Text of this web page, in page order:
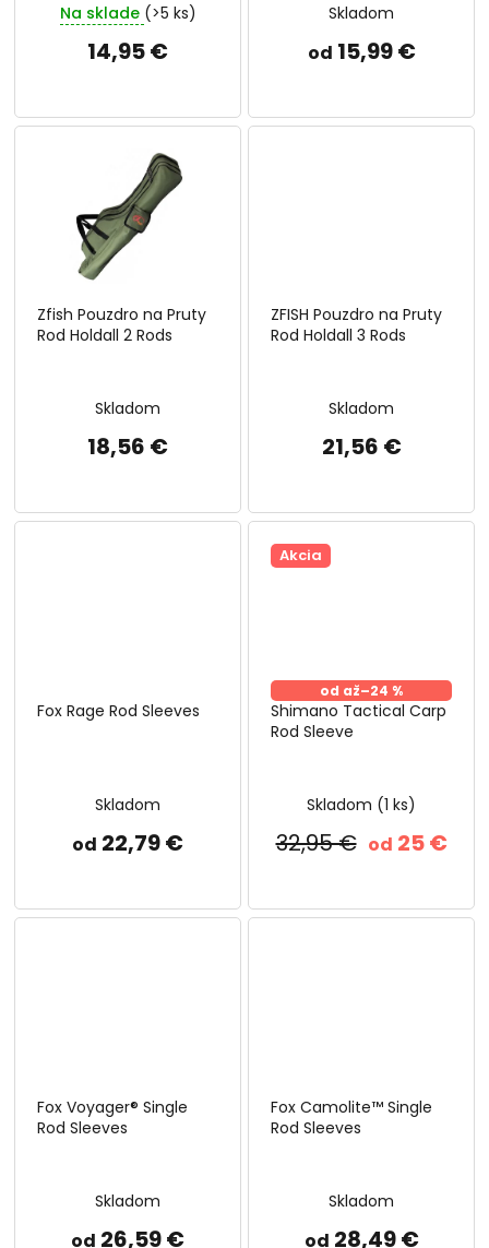
Na sklade (>5 ks)
14,95 €
Skladom
od 15,99 €
Zfish Pouzdro na Pruty
Rod Holdall 2 Rods
Skladom
18,56 €
ZFISH Pouzdro na Pruty
Rod Holdall 3 Rods
Skladom
21,56 €
Fox Rage Rod Sleeves
Skladom
od 22,79 €
Akcia
od až–24 %
Shimano Tactical Carp
Rod Sleeve
Skladom (1 ks)
od 25 €
32,95 €
Fox Voyager® Single
Rod Sleeves
Skladom
od 26,59 €
Fox Camolite™ Single
Rod Sleeves
Skladom
od 28,49 €